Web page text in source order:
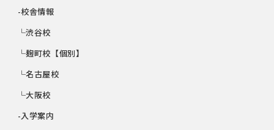
-校舎情報
└渋谷校
└麹町校【個別】
└名古屋校
└大阪校
-入学案内